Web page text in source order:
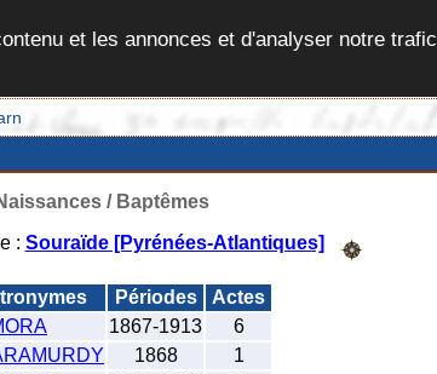
et les annonces et d'analyser notre
/ Baptêmes
: Souraïde [Pyrénées-Atlantiques]
Périodes
Actes
1867-1913
6
1868
1